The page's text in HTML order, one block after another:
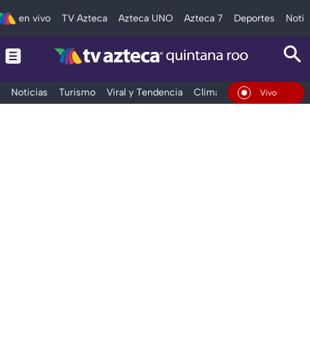
en vivo TV Azteca Azteca UNO Azteca 7 Deportes
Noticias Turismo Viral y Tendencia Clima Tráfico
En Vivo